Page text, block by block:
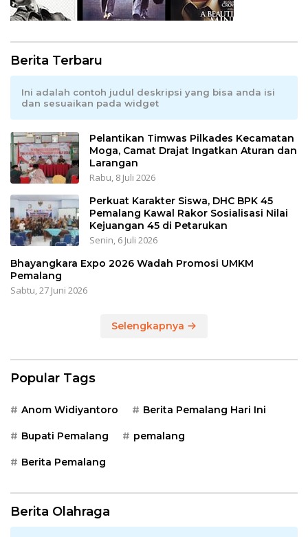
Berita Terbaru
Ini adalah contoh judul deskripsi yang bisa anda isi
dan sesuaikan pada widget
Pelantikan Timwas Pilkades Kecamatan
Moga, Camat Drajat Ingatkan Aturan dan
Larangan
Rabu, 8 Juli 2026
Perkuat Karakter Siswa, DHC BPK 45
Pemalang Kawal Rakor Sosialisasi Nilai
Kejuangan 45 di Petarukan
Senin, 6 Juli 2026
Bhayangkara Expo 2026 Wadah Promosi UMKM
Pemalang
Sabtu, 27 Juni 2026
Selengkapnya
Popular Tags
Anom Widiyantoro Berita Pemalang Hari Ini
Bupati Pemalang pemalang
Berita Pemalang
Berita Olahraga